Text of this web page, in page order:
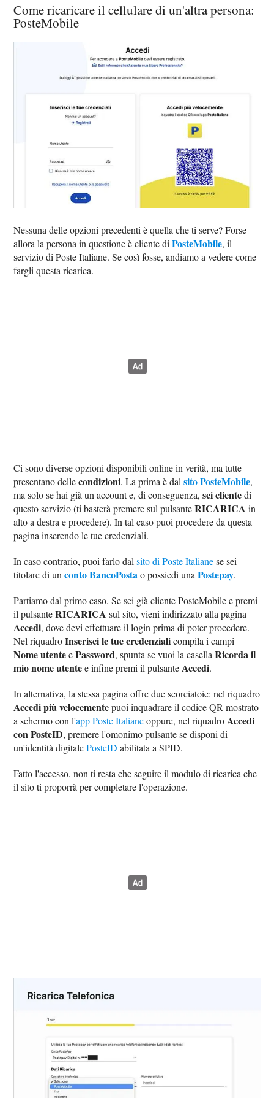
Come ricaricare il cellulare di un'altra persona:
PosteMobile
Nessuna delle opzioni precedenti è quella che ti serve? Forse
allora la persona in questione è cliente diPosteMobile, il
servizio di Poste Italiane. Se così fosse, andiamo a vedere come
fargli questa ricarica.
Ci sono diverse opzioni disponibili online in verità, ma tutte
presentano dellecondizioni. La prima è dalsito PosteMobile,
ma solo se hai già un account e, di conseguenza,sei clientedi
questo servizio (ti basterà premere sul pulsanteRICARICA in
alto a destra e procedere). In tal caso puoi procedere da questa
pagina inserendo le tue credenziali.
In caso contrario, puoi farlo dalsito di Poste Italianese sei
titolare di unconto BancoPosta o possiedi unaPostepay.
Partiamo dal primo caso. Se sei già cliente PosteMobile e premi
il pulsanteRICARICA sul sito, vieni indirizzato alla pagina
Accedi, dove devi effettuare il login prima di poter procedere.
Nel riquadroInserisci le tue credenzialicompila i campi
Nome utenteePassword, spunta se vuoi la casellaRicorda il
mio nome utentee infine premi il pulsante Accedi.
In alternativa, la stessa pagina offre due scorciatoie: nel riquadro
Accedi più velocementepuoi inquadrare il codice QR mostrato
a schermo con l'app Poste Italianeoppure, nel riquadro Accedi
con PosteID, premere l'omonimo pulsante se disponi di
un'identità digitalePosteID abilitata a SPID.
Fatto l'accesso, non ti resta che seguire il modulo di ricarica che
il sito ti proporrà per completare l'operazione.